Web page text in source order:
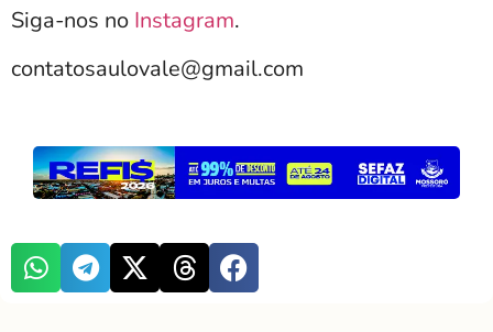
Siga-nos no Instagram.
contatosaulovale@gmail.com